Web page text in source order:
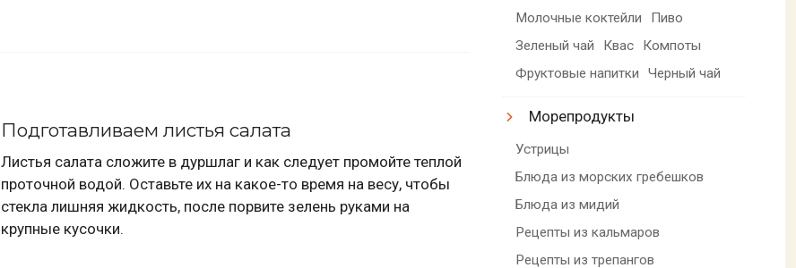
Подготавливаем листья салата
Листья салата сложите в дуршлаг и как следует промойте теплой
проточной водой. Оставьте их на какое-то время на весу, чтобы
стекла лишняя жидкость, после порвите зелень руками на
крупные кусочки.
Молочные коктейли
Пиво
Зеленый чай
Квас
Компоты
Фруктовые напитки
Черный чай
Морепродукты
Устрицы
Блюда из морских гребешков
Блюда из мидий
Рецепты из кальмаров
Рецепты из трепангов